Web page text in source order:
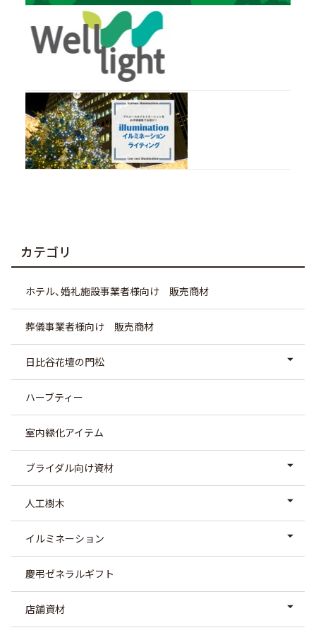
カテゴリ
ホテル、婚礼施設事業者様向け 販売商材
葬儀事業者様向け 販売商材
日比谷花壇の門松
ハーブティー
室内緑化アイテム
ブライダル向け資材
人工樹木
イルミネーション
慶弔ゼネラルギフト
店舗資材